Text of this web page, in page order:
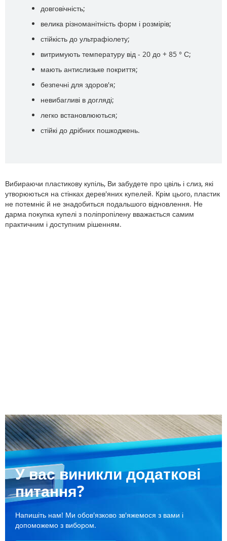
довговічність;
велика різноманітність форм і розмірів;
стійкість до ультрафіолету;
витримують температуру від - 20 до + 85 ° С;
мають антислизьке покриття;
безпечні для здоров'я;
невибагливі в догляді;
легко встановлюються;
стійкі до дрібних пошкоджень.
Вибираючи пластикову купіль, Ви забудете про цвіль і слиз, які
утворюються на стінках дерев'яних купелей. Крім цього, пластик
не потемніє й не знадобиться подальшого відновлення. Не
дарма покупка купелі з поліпропілену вважається самим
практичним і доступним рішенням.
У вас виникли додаткові
питання?
Напишіть нам! Ми обов'язково зв'яжемося з вами і
допоможемо з вибором.